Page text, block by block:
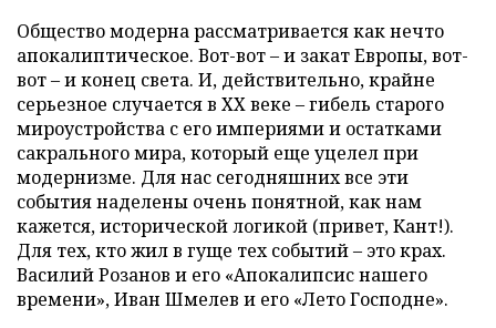
Общество модерна рассматривается как нечто
апокалиптическое. Вот-вот – и закат Европы, вот-
вот – и конец света. И, действительно, крайне
серьезное случается в ХХ веке – гибель старого
мироустройства с его империями и остатками
сакрального мира, который еще уцелел при
модернизме. Для нас сегодняшних все эти
события наделены очень понятной, как нам
кажется, исторической логикой (привет, Кант!).
Для тех, кто жил в гуще тех событий – это крах.
Василий Розанов и его «Апокалипсис нашего
времени», Иван Шмелев и его «Лето Господне».